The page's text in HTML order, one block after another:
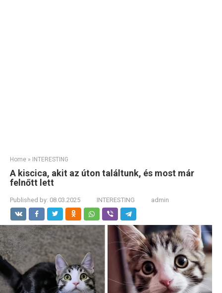
Home » INTERESTING
A kiscica, akit az úton találtunk, és most már
felnőtt lett
Published by: 08.03.2025 INTERESTING admin